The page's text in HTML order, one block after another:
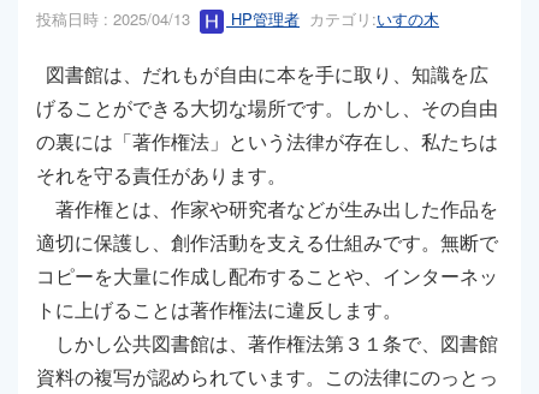
投稿日時 : 2025/04/13 HP管理者 カテゴリ:いすの木
図書館は、だれもが自由に本を手に取り、知識を広
げることができる大切な場所です。しかし、その自由
の裏には「著作権法」という法律が存在し、私たちは
それを守る責任があります。
著作権とは、作家や研究者などが生み出した作品を
適切に保護し、創作活動を支える仕組みです。無断で
コピーを大量に作成し配布することや、インターネッ
トに上げることは著作権法に違反します。
しかし公共図書館は、著作権法第３１条で、図書館
資料の複写が認められています。この法律にのっとっ